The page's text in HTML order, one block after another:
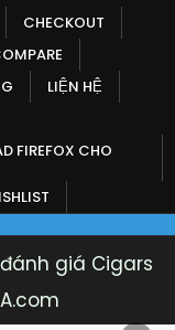
CHECKOUT
LIỆN HỆ
FIREFOX CHO
giá Cigars